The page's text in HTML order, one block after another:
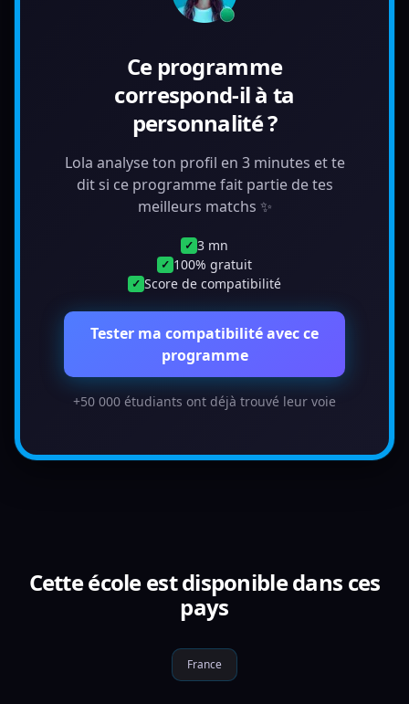
Ce programme
correspond-il à ta
personnalité ?
Lola analyse ton profil en 3 minutes et te
dit si ce programme fait partie de tes
meilleurs matchs ✨
✓ 3 mn
✓ 100% gratuit
✓ Score de compatibilité
Tester ma compatibilité avec ce
programme
+50 000 étudiants ont déjà trouvé leur voie
Cette école est disponible dans ces
pays
France